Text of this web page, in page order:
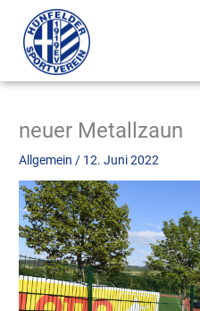
Inhalt
springen
neuer Metallzaun
Allgemein / 12. Juni 2022